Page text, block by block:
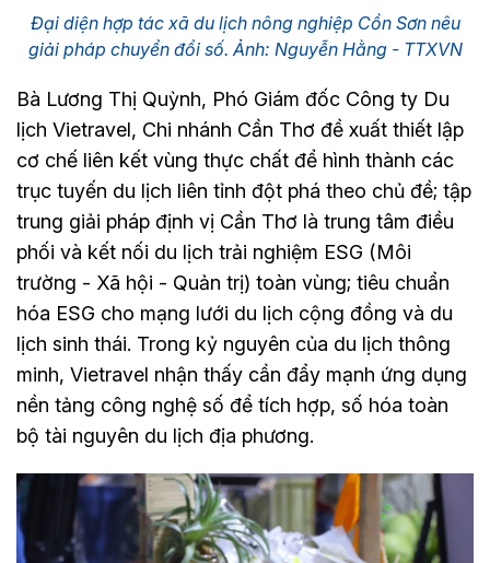
Đại diện hợp tác xã du lịch nông nghiệp Cồn Sơn nêu
giải pháp chuyển đổi số. Ảnh: Nguyễn Hằng - TTXVN
Bà Lương Thị Quỳnh, Phó Giám đốc Công ty Du
lịch Vietravel, Chi nhánh Cần Thơ đề xuất thiết lập
cơ chế liên kết vùng thực chất để hình thành các
trục tuyến du lịch liên tỉnh đột phá theo chủ đề; tập
trung giải pháp định vị Cần Thơ là trung tâm điều
phối và kết nối du lịch trải nghiệm ESG (Môi
trường - Xã hội - Quản trị) toàn vùng; tiêu chuẩn
hóa ESG cho mạng lưới du lịch cộng đồng và du
lịch sinh thái. Trong kỷ nguyên của du lịch thông
minh, Vietravel nhận thấy cần đẩy mạnh ứng dụng
nền tảng công nghệ số để tích hợp, số hóa toàn
bộ tài nguyên du lịch địa phương.